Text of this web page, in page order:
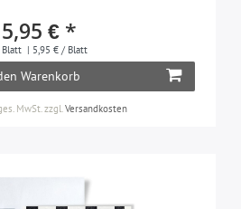
5,95 € *
Blatt | 5,95 € / Blatt
Warenkorb
MwSt.zzgl.Versandkosten